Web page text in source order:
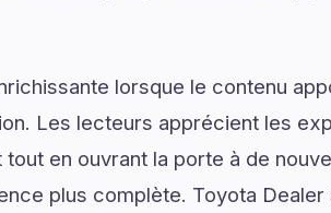
lorsque le contenu
Les lecteurs apprécient les
en ouvrant la porte à de
plus complète. Toyota Dealer